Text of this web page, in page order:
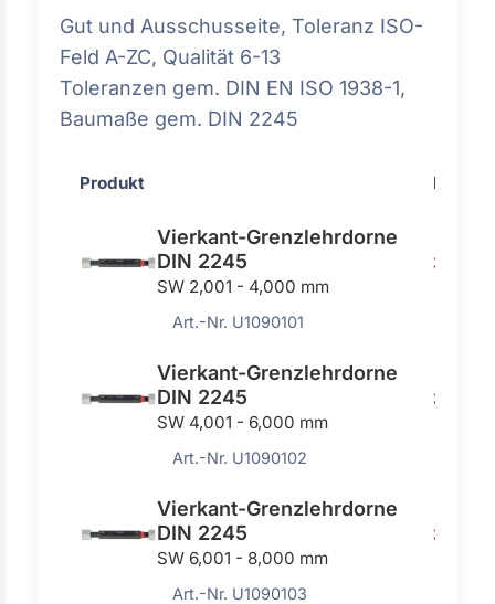
Gut und Ausschusseite, Toleranz ISO-
Feld A-ZC, Qualität 6-13
Toleranzen gem. DIN EN ISO 1938-1,
Baumaße gem. DIN 2245
Produkt Preis
Vierkant-Grenzlehrdorne
DIN 2245
SW 2,001 - 4,000 mm
Art.-Nr. U1090101
Vierkant-Grenzlehrdorne
DIN 2245
SW 4,001 - 6,000 mm
Art.-Nr. U1090102
Vierkant-Grenzlehrdorne
DIN 2245
SW 6,001 - 8,000 mm
Art.-Nr. U1090103